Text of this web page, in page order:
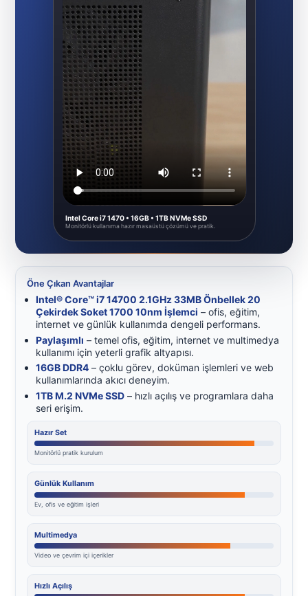
Intel Core i7 1470 • 16GB • 1TB NVMe SSD
Monitörlü kullanıma hazır masaüstü çözümü ve pratik.
Öne Çıkan Avantajlar
Intel® Core™ i7 14700 2.1GHz 33MB Önbellek 20
Çekirdek Soket 1700 10nm İşlemci – ofis, eğitim,
internet ve günlük kullanımda dengeli performans.
Paylaşımlı – temel ofis, eğitim, internet ve multimedya
kullanımı için yeterli grafik altyapısı.
16GB DDR4 – çoklu görev, doküman işlemleri ve web
kullanımlarında akıcı deneyim.
1TB M.2 NVMe SSD – hızlı açılış ve programlara daha
seri erişim.
Hazır Set
Monitörlü pratik kurulum
Günlük Kullanım
Ev, ofis ve eğitim işleri
Multimedya
Video ve çevrim içi içerikler
Hızlı Açılış